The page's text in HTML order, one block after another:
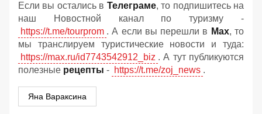
Если вы остались в Телеграме, то подпишитесь на
наш Новостной канал по туризму -
https://t.me/tourprom . А если вы перешли в Мах, то
мы транслируем туристические новости и туда:
https://max.ru/id7743542912_biz . А тут публикуются
полезные рецепты - https://t.me/zoj_news .
Яна Вараксина